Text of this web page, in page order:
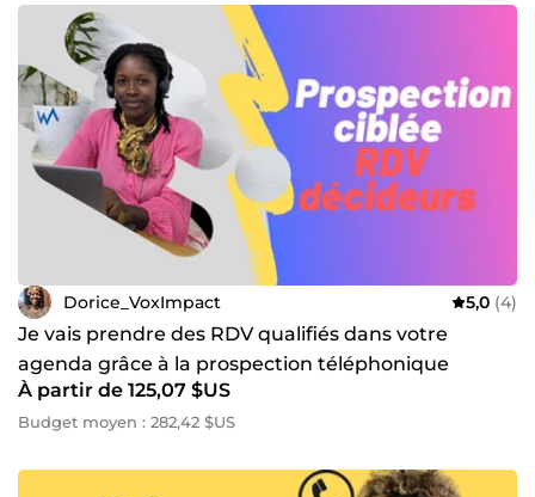
Dorice_VoxImpact 5,0 (4)
Je vais prendre des RDV qualifiés dans votre
agenda grâce à la prospection téléphonique
À partir de 125,07 $US
Budget moyen : 282,42 $US